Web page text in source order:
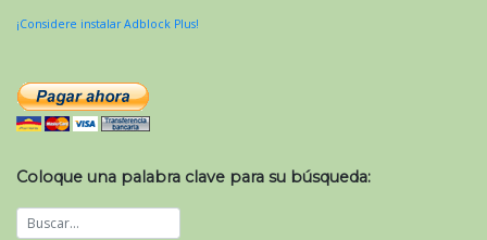
¡Considere instalar Adblock Plus!
Coloque una palabra clave para su búsqueda: